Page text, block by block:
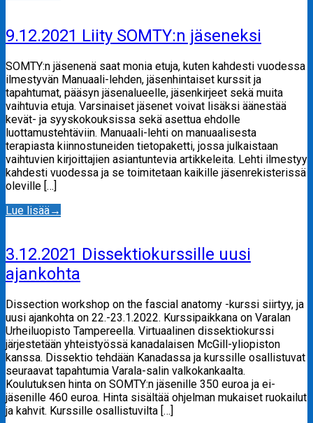
9.12.2021 Liity SOMTY:n jäseneksi
SOMTY:n jäsenenä saat monia etuja, kuten kahdesti vuodessa
ilmestyvän Manuaali-lehden, jäsenhintaiset kurssit ja
tapahtumat, pääsyn jäsenalueelle, jäsenkirjeet sekä muita
vaihtuvia etuja. Varsinaiset jäsenet voivat lisäksi äänestää
kevät- ja syyskokouksissa sekä asettua ehdolle
luottamustehtäviin. Manuaali-lehti on manuaalisesta
terapiasta kiinnostuneiden tietopaketti, jossa julkaistaan
vaihtuvien kirjoittajien asiantuntevia artikkeleita. Lehti ilmestyy
kahdesti vuodessa ja se toimitetaan kaikille jäsenrekisterissä
oleville […]
Lue lisää→
3.12.2021 Dissektiokurssille uusi
ajankohta
Dissection workshop on the fascial anatomy -kurssi siirtyy, ja
uusi ajankohta on 22.-23.1.2022. Kurssipaikkana on Varalan
Urheiluopisto Tampereella. Virtuaalinen dissektiokurssi
järjestetään yhteistyössä kanadalaisen McGill-yliopiston
kanssa. Dissektio tehdään Kanadassa ja kurssille osallistuvat
seuraavat tapahtumia Varala-salin valkokankaalta.
Koulutuksen hinta on SOMTY:n jäsenille 350 euroa ja ei-
jäsenille 460 euroa. Hinta sisältää ohjelman mukaiset ruokailut
ja kahvit. Kurssille osallistuvilta […]